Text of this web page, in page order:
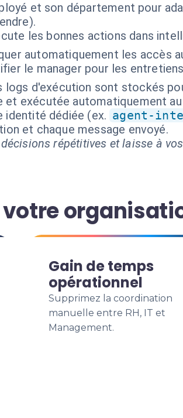
et son département pour
les bonnes actions dans
automatiquement les accès
le manager pour les
logs d'exécution sont stockés
exécutée automatiquement
identité dédiée (ex. agent-
et chaque message envoyé.
répétitives et laisse à
Gain de temps
opérationnel
Supprimez la coordination
manuelle entre RH, IT et
Management.